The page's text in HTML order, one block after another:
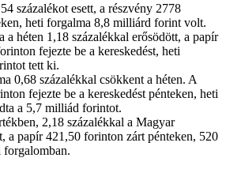
százalékot esett, a részvény 2778
heti forgalma 8,8 milliárd forint volt.
a héten 1,18 százalékkal erősödött, a papír
fejezte be a kereskedést, heti
tett ki.
0,68 százalékkal csökkent a héten. A
fejezte be a kereskedést pénteken, heti
a 5,7 milliád forintot.
2,18 százalékkal a Magyar
a papír 421,50 forinton zárt pénteken, 520